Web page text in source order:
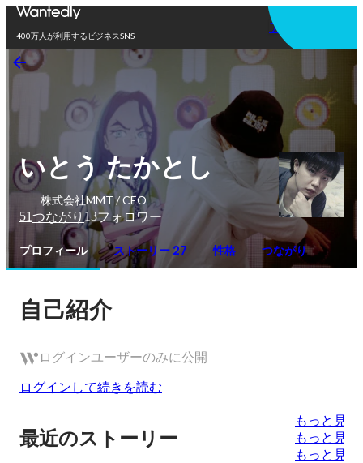
400万人が利用するビジネスSNS
アプリを使う
いとう たかとし
株式会社MMT / CEO
51つながり13フォロワー
プロフィール ストーリー 27 性格 つながり
自己紹介
ログインユーザーのみに公開
ログインして続きを読む
最近のストーリー
もっと見る
もっと見る
もっと見る